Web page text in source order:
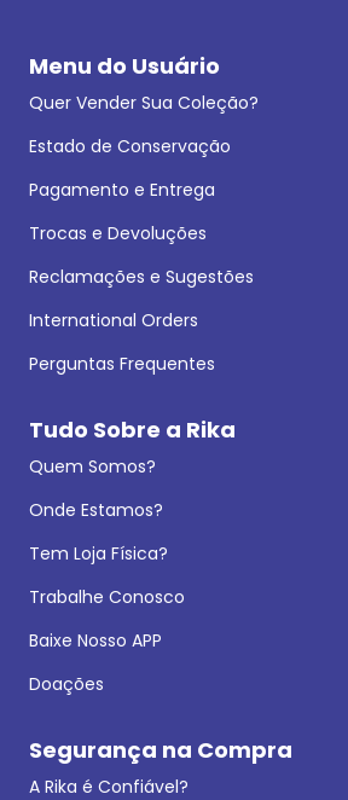
Menu do Usuário
Quer Vender Sua Coleção?
Estado de Conservação
Pagamento e Entrega
Trocas e Devoluções
Reclamações e Sugestões
International Orders
Perguntas Frequentes
Tudo Sobre a Rika
Quem Somos?
Onde Estamos?
Tem Loja Física?
Trabalhe Conosco
Baixe Nosso APP
Doações
Segurança na Compra
A Rika é Confiável?